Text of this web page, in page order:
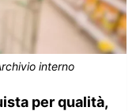
interno
per qualità,